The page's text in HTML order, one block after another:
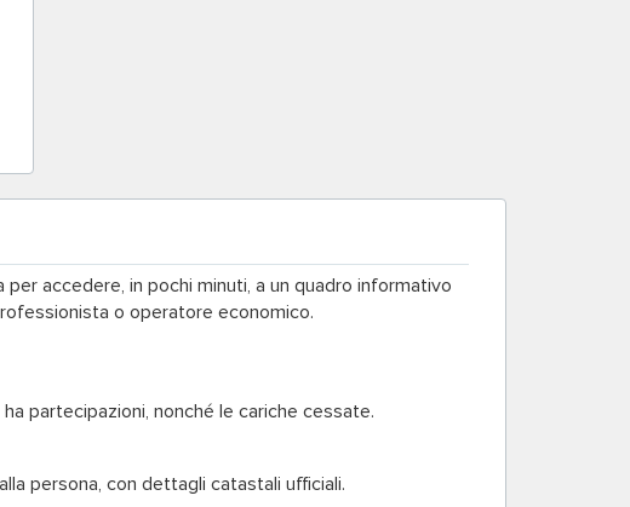
accedere, in pochi minuti, a un quadro informativo
o operatore economico.
partecipazioni, nonché le cariche cessate.
persona, con dettagli catastali ufficiali.